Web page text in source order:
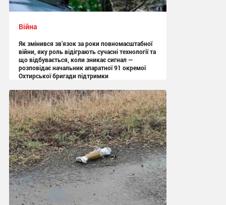
Війна
Як змінився зв’язок за роки повномасштабної
війни, яку роль відіграють сучасні технології та
що відбувається, коли зникає сигнал —
розповідає начальник апаратної 91 окремої
Охтирської бригади підтримки
13:05 вчора